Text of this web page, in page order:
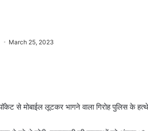
March 25, 2023
से मोबाईल लूटकर भागने वाला गिरोह पुलिस के